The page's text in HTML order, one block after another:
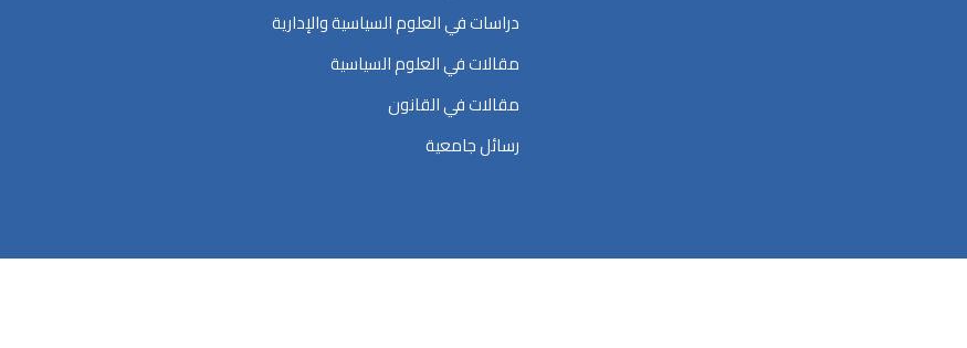
دراسات في العلوم السياسية والإدارية
مقالات في العلوم السياسية
مقالات في القانون
رسائل جامعية